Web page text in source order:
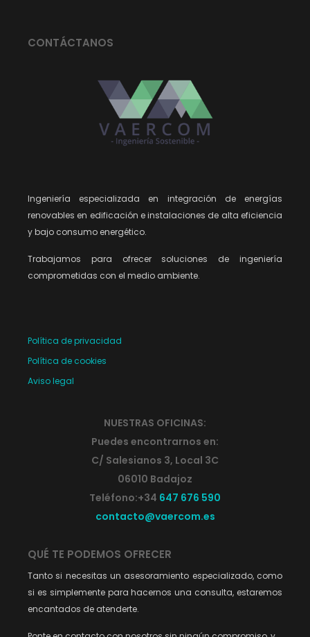
CONTÁCTANOS
Ingeniería especializada en integración de energías
renovables en edificación e instalaciones de alta eficiencia
y bajo consumo energético.
Trabajamos para ofrecer soluciones de ingeniería
comprometidas con el medio ambiente.
Política de privacidad
Política de cookies
Aviso legal
NUESTRAS OFICINAS:
Puedes encontrarnos en:
C/ Salesianos 3, Local 3C
06010 Badajoz
Teléfono:+34 647 676 590
contacto@vaercom.es
QUÉ TE PODEMOS OFRECER
Tanto si necesitas un asesoramiento especializado, como
si es simplemente para hacernos una consulta, estaremos
encantados de atenderte.